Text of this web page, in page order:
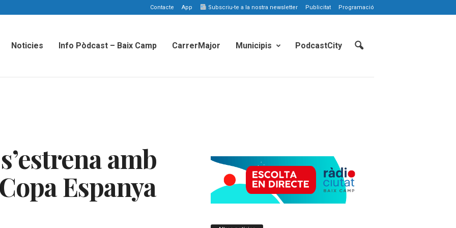
Contacte App Subscriu-te a la nostra newsletter Publicitat Programació
Noticies Info Pòdcast – Baix Camp CarrerMajor Municipis PodcastCity
amb
Espanya